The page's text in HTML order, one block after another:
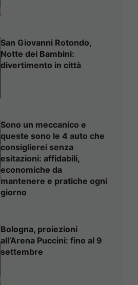
San Giovanni Rotondo,
Notte dei Bambini:
divertimento in città
Sono un meccanico e
queste sono le 4 auto che
consiglierei senza
esitazioni: affidabili,
economiche da
mantenere e pratiche ogni
giorno
Bologna, proiezioni
all’Arena Puccini: fino al 9
settembre